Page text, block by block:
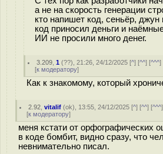
а не на скорость генерации
кто напишет код, сеньёр,
код приносил деньги и
ИИ не просили много денег.
3.209 ,1 (??), 21:26, 24/12/2025 [^] [^^] [^^^]
[к модератору]
Как к знакомому, который
2.92 ,vitalif (ok), 13:55, 24/12/2025 [^] [^^] [^^^
[к модератору]
меня кстати от орфографических
в коде бомбит, видно сразу, что
невнимательно писал.